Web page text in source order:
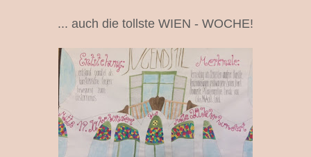
... auch die tollste WIEN - WOCHE!